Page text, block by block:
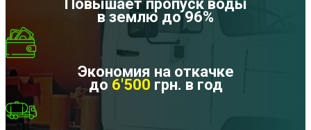
Повышает пропуск воды
в землю до 96%
Экономия на откачке
до 6'500 грн. в год